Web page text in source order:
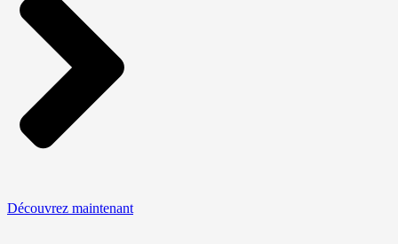
Découvrez maintenant